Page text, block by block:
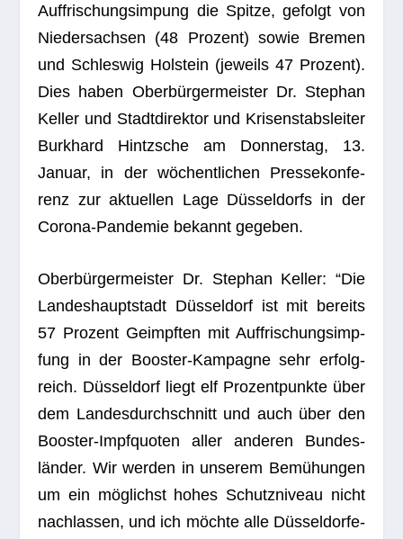
Auf­fri­schungs­im­pung die Spitze, gefolgt von
Nie­der­sach­sen (48 Pro­zent) sowie Bre­men
und Schles­wig Hol­stein (jeweils 47 Pro­zent).
Dies haben Ober­bür­ger­meis­ter Dr. Ste­phan
Kel­ler und Stadt­di­rek­tor und Kri­sen­stabs­lei­ter
Burk­hard Hintzsche am Don­ners­tag, 13.
Januar, in der wöchent­li­chen Pres­se­kon­fe­
renz zur aktu­el­len Lage Düs­sel­dorfs in der
Corona-Pan­de­mie bekannt gegeben.
Ober­bür­ger­meis­ter Dr. Ste­phan Kel­ler: “Die
Lan­des­haupt­stadt Düs­sel­dorf ist mit bereits
57 Pro­zent Geimpf­ten mit Auf­fri­schungs­imp­
fung in der Boos­ter-Kam­pa­gne sehr erfolg­
reich. Düs­sel­dorf liegt elf Pro­zent­punkte über
dem Lan­des­durch­schnitt und auch über den
Boos­ter-Impf­quo­ten aller ande­ren Bun­des­
län­der. Wir wer­den in unse­rem Bemü­hun­gen
um ein mög­lichst hohes Schutz­ni­veau nicht
nach­las­sen, und ich möchte alle Düs­sel­dor­fe­